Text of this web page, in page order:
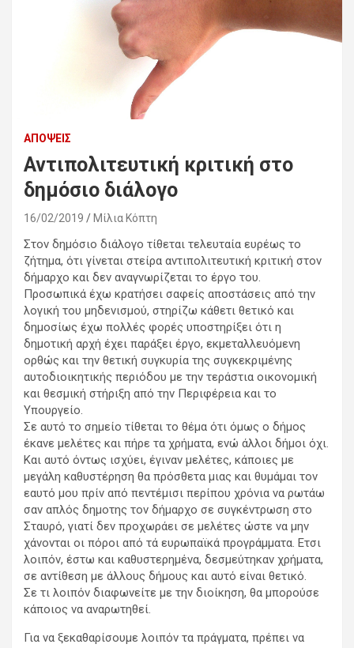
ΑΠΌΨΕΙΣ
Αντιπολιτευτική κριτική στο
δημόσιο διάλογο
16/02/2019 Μίλια Κόπτη
Στον δημόσιο διάλογο τίθεται τελευταία ευρέως το
ζήτημα, ότι γίνεται στείρα αντιπολιτευτική κριτική στον
δήμαρχο και δεν αναγνωρίζεται το έργο του.
Προσωπικά έχω κρατήσει σαφείς αποστάσεις από την
λογική του μηδενισμού, στηρίζω κάθετι θετικό και
δημοσίως έχω πολλές φορές υποστηρίξει ότι η
δημοτική αρχή έχει παράξει έργο, εκμεταλλευόμενη
ορθώς και την θετική συγκυρία της συγκεκριμένης
αυτοδιοικητικής περιόδου με την τεράστια οικονομική
και θεσμική στήριξη από την Περιφέρεια και το
Υπουργείο.
Σε αυτό το σημείο τίθεται το θέμα ότι όμως ο δήμος
έκανε μελέτες και πήρε τα χρήματα, ενώ άλλοι δήμοι όχι.
Και αυτό όντως ισχύει, έγιναν μελέτες, κάποιες με
μεγάλη καθυστέρηση θα πρόσθετα μιας και θυμάμαι τον
εαυτό μου πρίν από πεντέμισι περίπου χρόνια να ρωτάω
σαν απλός δημοτης τον δήμαρχο σε συγκέντρωση στο
Σταυρό, γιατί δεν προχωράει σε μελέτες ώστε να μην
χάνονται οι πόροι από τά ευρωπαϊκά προγράμματα. Ετσι
λοιπόν, έστω και καθυστερημένα, δεσμεύτηκαν χρήματα,
σε αντίθεση με άλλους δήμους και αυτό είναι θετικό.
Σε τι λοιπόν διαφωνείτε με την διοίκηση, θα μπορούσε
κάποιος να αναρωτηθεί.
Για να ξεκαθαρίσουμε λοιπόν τα πράγματα, πρέπει να